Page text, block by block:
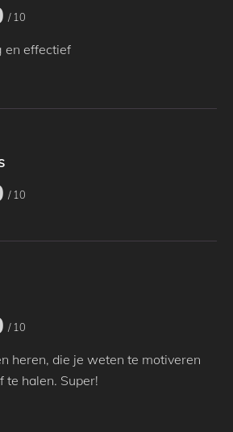
/ 10
en effectief
/ 10
/ 10
heren, die je weten te motiveren
te halen. Super!